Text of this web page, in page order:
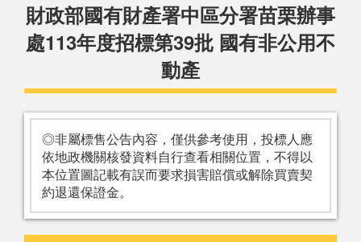
財政部國有財產署中區分署苗栗辦事
處113年度招標第39批 國有非公用不
動產
◎非屬標售公告內容，僅供參考使用，投標人應
依地政機關核發資料自行查看相關位置，不得以
本位置圖記載有誤而要求損害賠償或解除買賣契
約退還保證金。